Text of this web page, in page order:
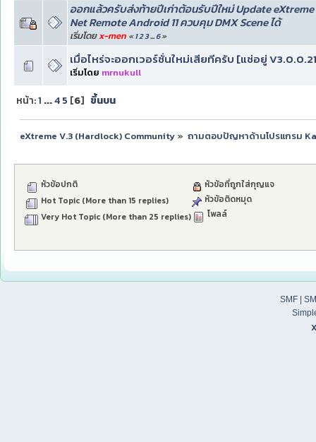
ออกแล้วครับส่งท้ายปีเก่าต้อนรับปีใหม่ Update eXtreme
Net Remote Android 11 ควบคุม DMX Scene ได้
เริ่มโดยx-men «123...6»
เมื่อไหร่จะออกเวอร์ชั่นใหม่เสียทีครับ [แช่อยู่
เริ่มโดย mrnukull
หน้า:1 ...4 5 [6] ขึ้นบน
eXtreme V.3 (Hardlock) Community» ถามตอบปัญหาด้านโปรแกรม
หัวข้อปกติ
Hot Topic (More than 15 replies)
Very Hot Topic (More than 25 replies)
หัวข้อที่ถูกใส่กุญแจ
หัวข้อติดหมุด
โพลล์
SMF|